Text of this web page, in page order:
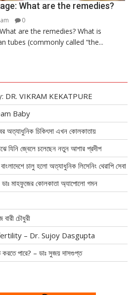
What are the remedies?
0
are the remedies? What is
tubes (commonly called “the...
VIKRAM KEKATPURE
Baby
অত্যাধুনিক চিকিৎসা এখন কোলকাতায়
যিনি জ্বেলে চলেছেন নতুন আশার প্রদীপ
চালু হলো অত্যাধুনিক লিসেনিং থেরাপি সেবা
মাহফুজের কোলকাতা অ্যাপোলো গমন
বারী চৌধুরী
– Dr. Sujoy Dasgupta
করতে পারে? – ডাঃ সুজয় দাসগুপ্ত